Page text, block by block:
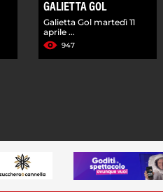
GALIETTA GOL
Galietta Gol martedì 11
aprile ...
947